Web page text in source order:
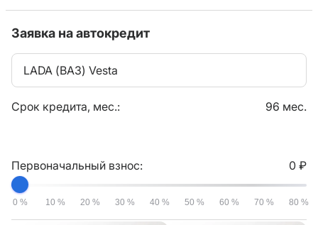
Заявка на автокредит
LADA (ВАЗ) Vesta
Срок кредита, мес.: 96 мес.
Первоначальный взнос: 0 ₽
0 % 10 % 20 % 30 % 40 % 50 % 60 % 70 % 80 %